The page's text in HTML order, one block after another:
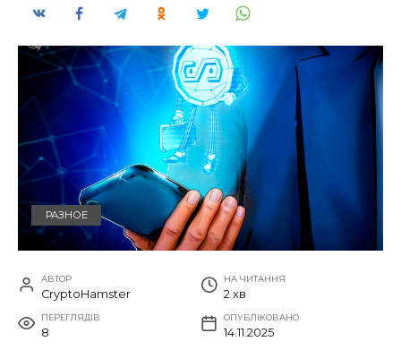
РАЗНОЕ
АВТОР
CryptoHamster
НА ЧИТАННЯ
2 хв
ПЕРЕГЛЯДІВ
8
ОПУБЛІКОВАНО
14.11.2025